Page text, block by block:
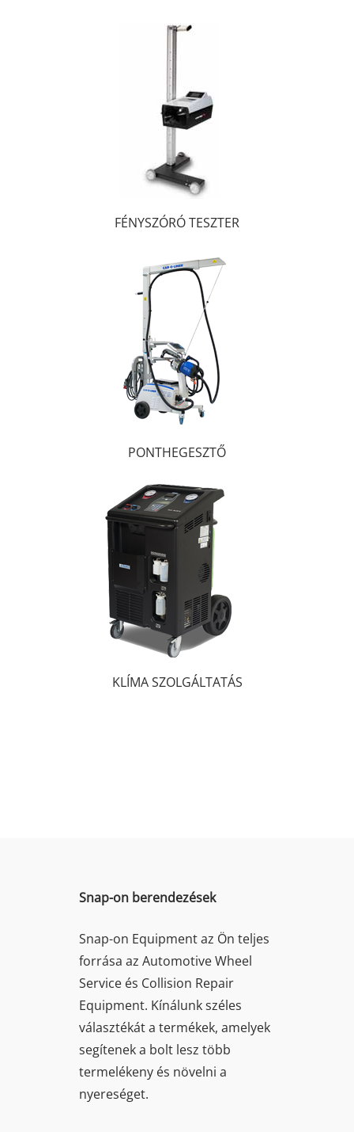
FÉNYSZÓRÓ TESZTER
PONTHEGESZTŐ
KLÍMA SZOLGÁLTATÁS
Snap-on berendezések
Snap-on Equipment az Ön teljes
forrása az Automotive Wheel
Service és Collision Repair
Equipment. Kínálunk széles
választékát a termékek, amelyek
segítenek a bolt lesz több
termelékeny és növelni a
nyereséget.